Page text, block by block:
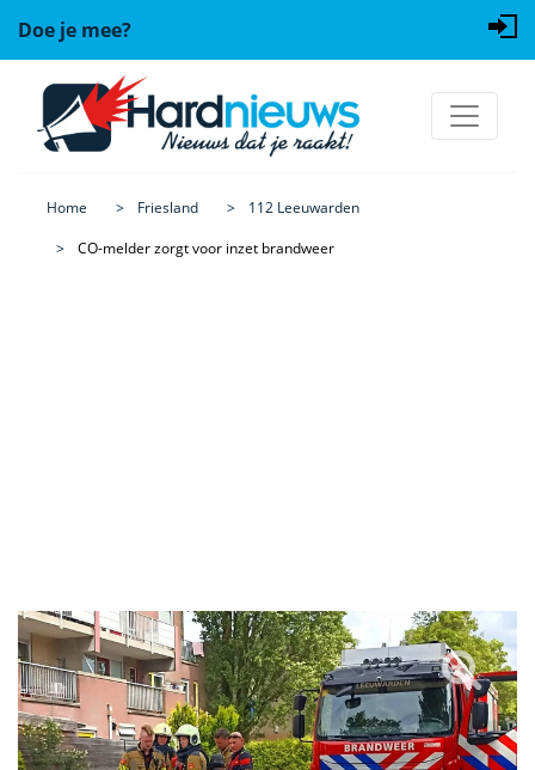
Doe je mee?
Home Friesland
112 Leeuwarden
CO-melder zorgt voor inzet brandweer